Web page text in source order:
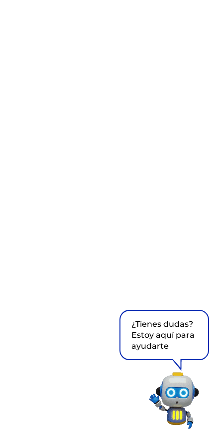
¿Tienes dudas?
Estoy aquí para
ayudarte